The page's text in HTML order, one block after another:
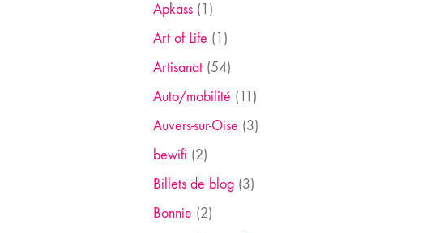
Apkass(1)
Art of Life (1)
Artisanat(54)
Auto/mobilité (11)
Auvers-sur-Oise (3)
bewifi (2)
Billets de blog(3)
Bonnie (2)